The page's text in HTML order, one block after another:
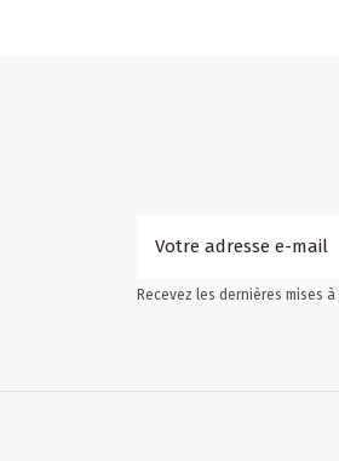
Recevez les dernières mises